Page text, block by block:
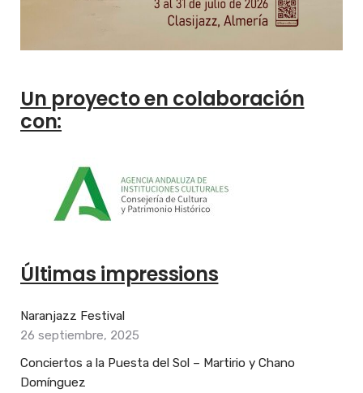
Un proyecto en colaboración
con:
Últimas impressions
Naranjazz Festival
26 septiembre, 2025
Conciertos a la Puesta del Sol – Martirio y Chano
Domínguez